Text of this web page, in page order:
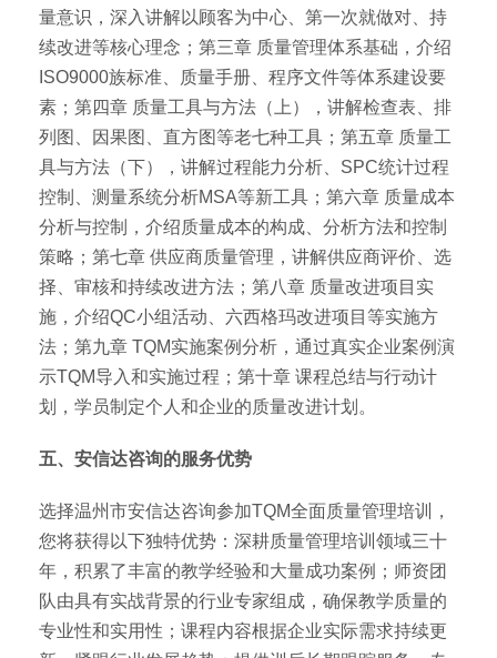
量意识，深入讲解以顾客为中心、第一次就做对、持
续改进等核心理念；第三章 质量管理体系基础，介绍
ISO9000族标准、质量手册、程序文件等体系建设要
素；第四章 质量工具与方法（上），讲解检查表、排
列图、因果图、直方图等老七种工具；第五章 质量工
具与方法（下），讲解过程能力分析、SPC统计过程
控制、测量系统分析MSA等新工具；第六章 质量成本
分析与控制，介绍质量成本的构成、分析方法和控制
策略；第七章 供应商质量管理，讲解供应商评价、选
择、审核和持续改进方法；第八章 质量改进项目实
施，介绍QC小组活动、六西格玛改进项目等实施方
法；第九章 TQM实施案例分析，通过真实企业案例演
示TQM导入和实施过程；第十章 课程总结与行动计
划，学员制定个人和企业的质量改进计划。
五、安信达咨询的服务优势
选择温州市安信达咨询参加TQM全面质量管理培训，
您将获得以下独特优势：深耕质量管理培训领域三十
年，积累了丰富的教学经验和大量成功案例；师资团
队由具有实战背景的行业专家组成，确保教学质量的
专业性和实用性；课程内容根据企业实际需求持续更